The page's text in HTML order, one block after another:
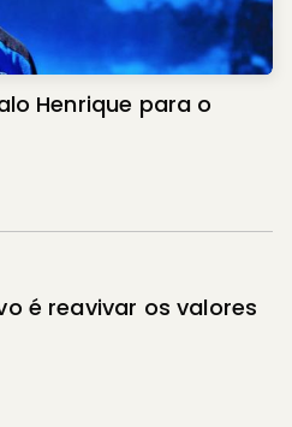
Henrique para o
é reavivar os valores